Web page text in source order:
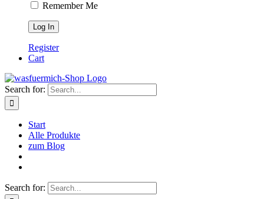
Remember Me
Register
Cart
Search for:
Start
Alle Produkte
zum Blog
Search for: